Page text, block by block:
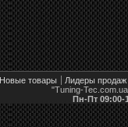
Новые товары
Лидеры продаж
"Tuning-
Пн-Пт 09:00-